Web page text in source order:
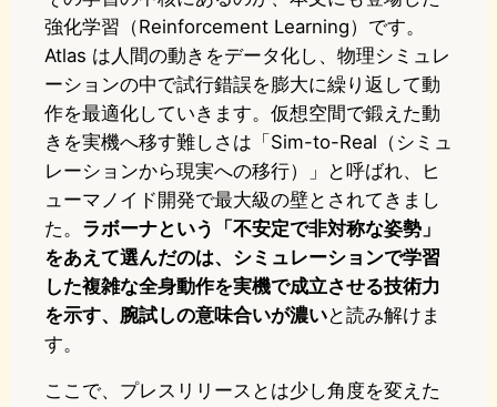
強化学習（Reinforcement Learning）です。
Atlas は人間の動きをデータ化し、物理シミュレ
ーションの中で試行錯誤を膨大に繰り返して動
作を最適化していきます。仮想空間で鍛えた動
きを実機へ移す難しさは「Sim-to-Real（シミュ
レーションから現実への移行）」と呼ばれ、ヒ
ューマノイド開発で最大級の壁とされてきまし
た。 ラボーナという「不安定で非対称な姿勢」
をあえて選んだのは、シミュレーションで学習
した複雑な全身動作を実機で成立させる技術力
を示す、腕試しの意味合いが濃いと読み解けま
す。
ここで、プレスリリースとは少し角度を変えた